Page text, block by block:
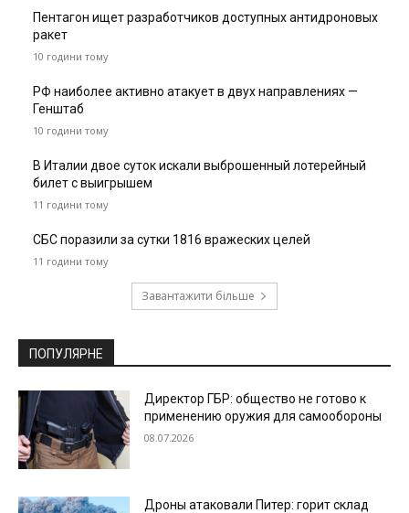
Пентагон ищет разработчиков доступных антидроновых
ракет
10 години тому
РФ наиболее активно атакует в двух направлениях —
Генштаб
10 години тому
В Италии двое суток искали выброшенный лотерейный
билет с выигрышем
11 години тому
СБС поразили за сутки 1816 вражеских целей
11 години тому
Завантажити більше
ПОПУЛЯРНЕ
Директор ГБР: общество не готово к
применению оружия для самообороны
08.07.2026
Дроны атаковали Питер: горит склад